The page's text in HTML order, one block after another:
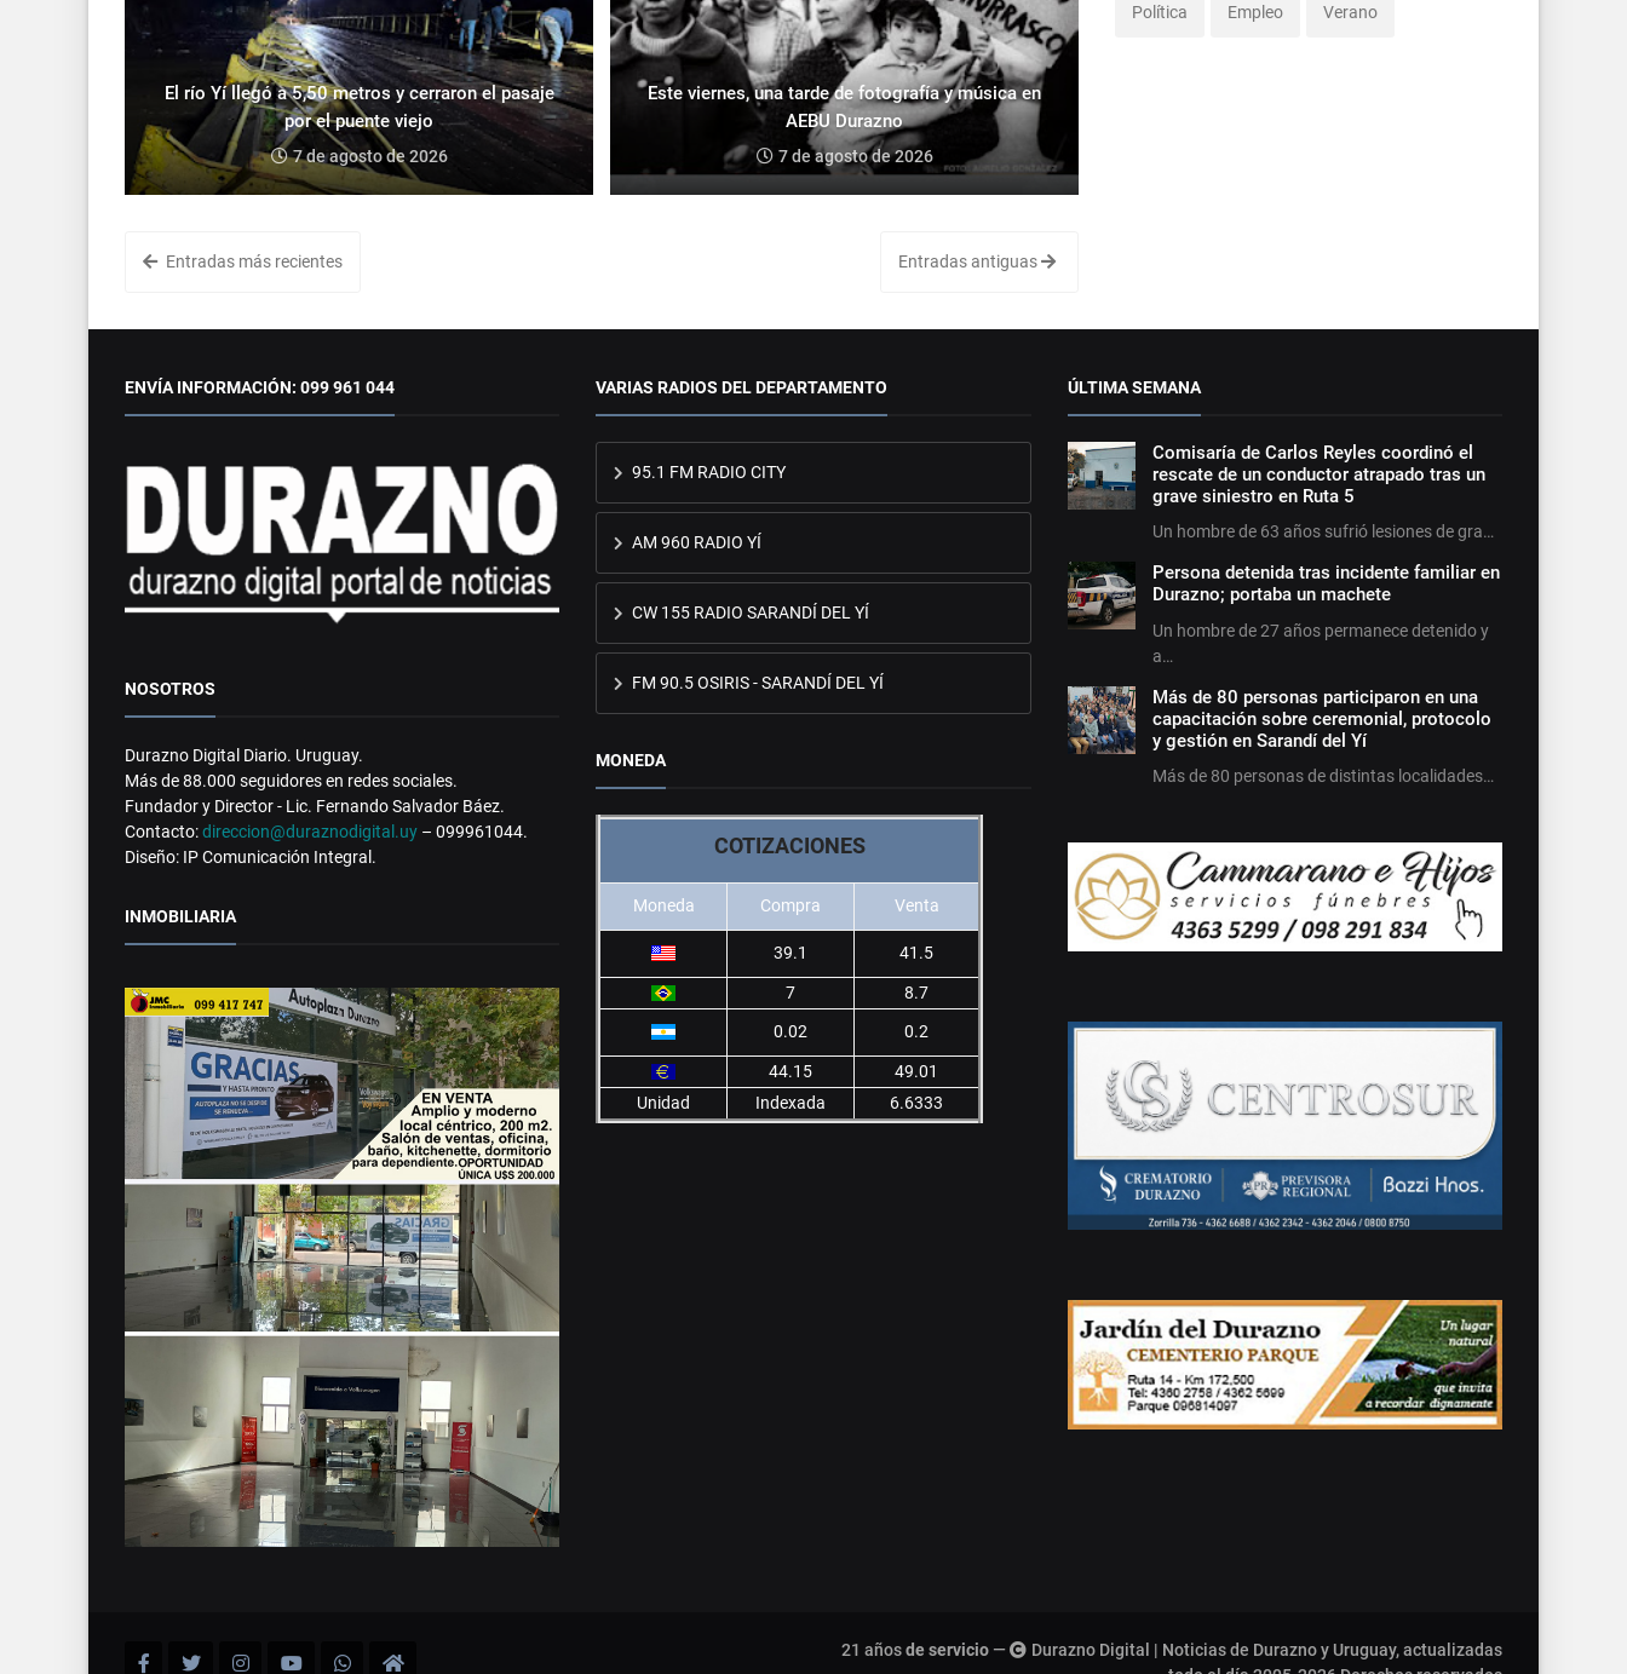
El río Yí llegó a 5,50 metros y cerraron el pasaje
por el puente viejo
7 de agosto de 2026
Este viernes, una tarde de fotografía y música en
AEBU Durazno
7 de agosto de 2026
Entradas más recientes Entradas antiguas
Política Empleo Verano
ENVÍA INFORMACIÓN: 099 961 044
NOSOTROS
Durazno Digital Diario. Uruguay.
Más de 88.000 seguidores en redes sociales.
Fundador y Director - Lic. Fernando Salvador Báez.
Contacto:direccion@duraznodigital.uy – 099961044.
Diseño: IP Comunicación Integral.
INMOBILIARIA
VARIAS RADIOS DEL DEPARTAMENTO
95.1 FM RADIO CITY
AM 960 RADIO YÍ
CW 155 RADIO SARANDÍ DEL YÍ
FM 90.5 OSIRIS - SARANDÍ DEL YÍ
MONEDA
COTIZACIONES
Moneda Compra Venta
39.1 41.5
7
8.7
0.02
0.2
44.15
49.01
Unidad
Indexada 6.6333
ÚLTIMA SEMANA
Comisaría de Carlos Reyles coordinó el
rescate de un conductor atrapado tras un
grave siniestro en Ruta 5
Un hombre de 63 años sufrió lesiones de gra…
Persona detenida tras incidente familiar en
Durazno; portaba un machete
Un hombre de 27 años permanece detenido y
a…
Más de 80 personas participaron en una
capacitación sobre ceremonial, protocolo
y gestión en Sarandí del Yí
Más de 80 personas de distintas localidades…
21 añosde servicio —
Durazno Digital | Noticias de Durazno y Uruguay, actualizadas